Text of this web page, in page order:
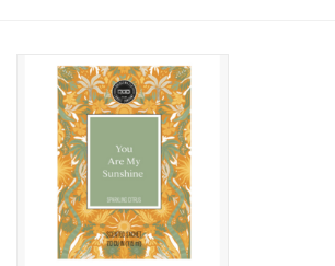
Relatiegeschenken & Bedankjes
Huisparfums